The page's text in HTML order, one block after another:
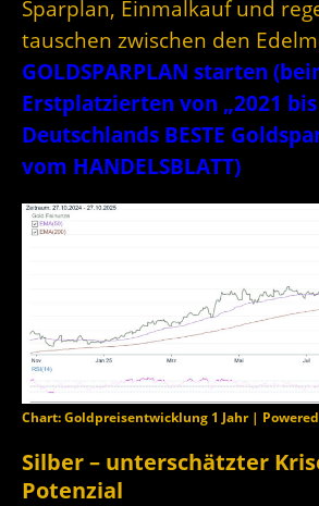
Sparplan, Einmalkauf und
tauschen zwischen den
GOLDSPARPLAN starten
Erstplatzierten von „2021 bis
Deutschlands BESTE
vom HANDELSBLATT)
Chart: Goldpreisentwicklung 1 Jahr |
Silber – unterschätzter
Potenzial